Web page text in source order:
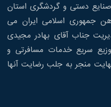
دستی و گردشگری استان
جمهوری اسلامی ایران می
جناب آقای بهادر مجیدی
سریع خدمات مسافرتی و
منجر به جلب رضایت آنها